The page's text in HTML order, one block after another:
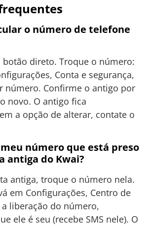
o número de telefone
botão direto. Troque o número:
Conta e segurança,
número. Confirme o antigo por
novo. O antigo fica
a opção de alterar, contate o
número que está preso
antiga do Kwai?
antiga, troque o número nela.
em Configurações, Centro de
liberação do número,
ele é seu (recebe SMS nele). O